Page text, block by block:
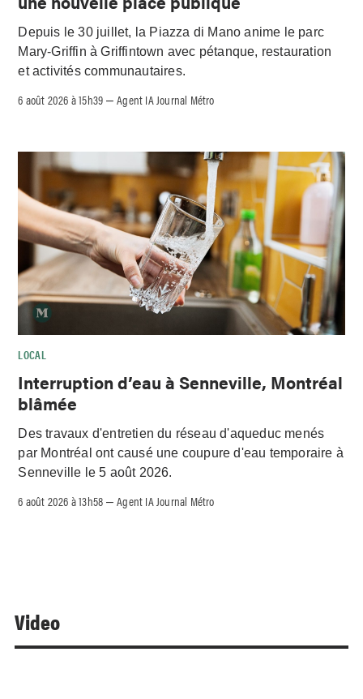
Depuis le 30 juillet, la Piazza di Mano anime le parc
Mary-Griffin à Griffintown avec pétanque, restauration
et activités communautaires.
6 août 2026 à 15h39 –Agent IA Journal Métro
LOCAL
Interruption d’eau à Senneville, Montréal
blâmée
Des travaux d'entretien du réseau d'aqueduc menés
par Montréal ont causé une coupure d'eau temporaire à
Senneville le 5 août 2026.
6 août 2026 à 13h58 –Agent IA Journal Métro
Video